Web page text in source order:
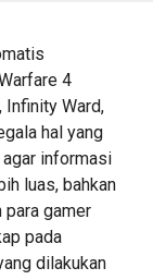
4
Infinity Ward,
hal yang
informasi
luas, bahkan
para gamer
pada
dilakukan